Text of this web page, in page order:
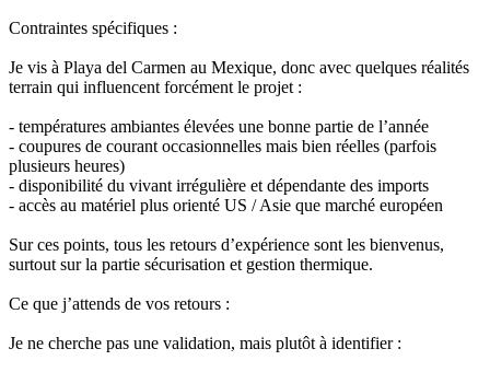
Contraintes spécifiques :
Je vis à Playa del Carmen au Mexique, donc avec quelques réalités
terrain qui influencent forcément le projet :
- températures ambiantes élevées une bonne partie de l’année
- coupures de courant occasionnelles mais bien réelles (parfois
plusieurs heures)
- disponibilité du vivant irrégulière et dépendante des imports
- accès au matériel plus orienté US / Asie que marché européen
Sur ces points, tous les retours d’expérience sont les bienvenus,
surtout sur la partie sécurisation et gestion thermique.
Ce que j’attends de vos retours :
Je ne cherche pas une validation, mais plutôt à identifier :